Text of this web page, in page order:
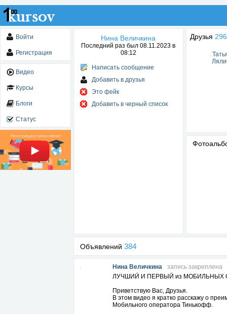
Войти
Регистрация
Видео
Курсы
Блоги
Статус
Нина Величкина
Последний раз был 08.11.2023 в
08:12
Написать сообщение
Добавить в друзья
Это фейк
Добавить в черный список
Друзья
Объявлений 384
Нина Величкина
запись закреплена
ЛУЧШИЙ И ПЕРВЫЙ из МОБИЛЬНЫХ
Приветствую Вас, Друзья.
В этом видео я кратко расскажу о
Мобильного оператора Тинькофф.